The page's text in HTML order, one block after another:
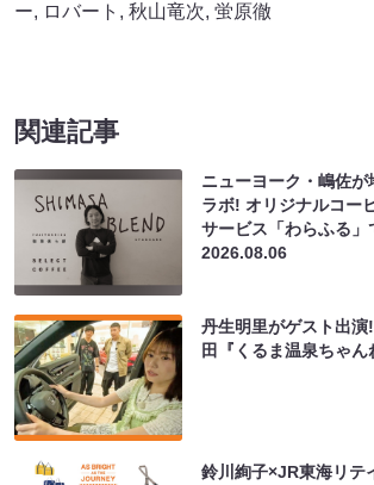
ー, ロバート , 秋山竜次, 蛍原徹
関連記事
ニューヨーク・嶋佐が
ラボ! オリジナルコー
サービス「わらふる」
2026.08.06
丹生明里がゲスト出
田『くるま温泉ちゃ
鈴川絢子×JR東海リテ